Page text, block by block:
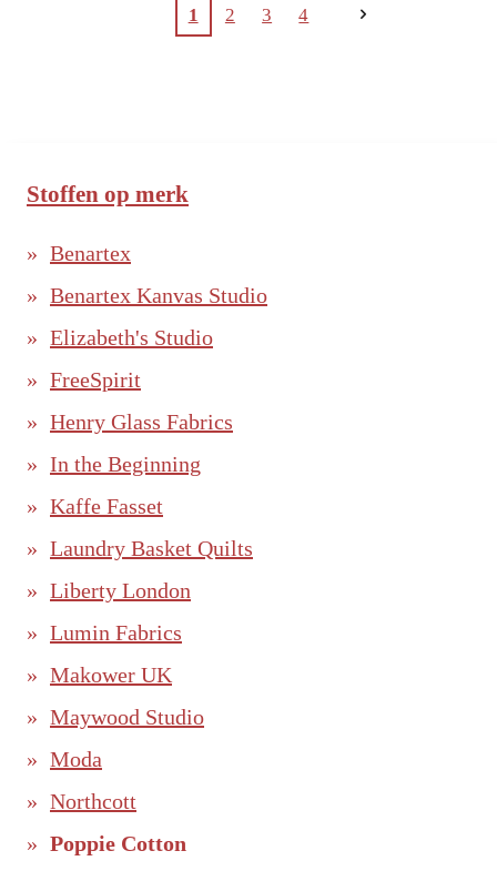
1 2 3 4
Stoffen op merk
Benartex
Benartex Kanvas Studio
Elizabeth's Studio
FreeSpirit
Henry Glass Fabrics
In the Beginning
Kaffe Fasset
Laundry Basket Quilts
Liberty London
Lumin Fabrics
Makower UK
Maywood Studio
Moda
Northcott
Poppie Cotton